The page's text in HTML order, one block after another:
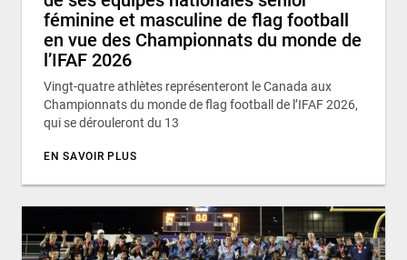
féminine et masculine de flag football
en vue des Championnats du monde de
l’IFAF 2026
Vingt-quatre athlètes représenteront le Canada aux
Championnats du monde de flag football de l’IFAF 2026,
qui se dérouleront du 13
EN SAVOIR PLUS